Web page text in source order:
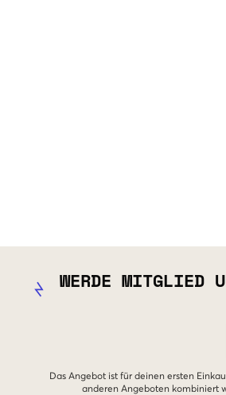
WERDE MITGLIED
Das Angebot ist für deinen ersten
anderen Angeboten kombiniert